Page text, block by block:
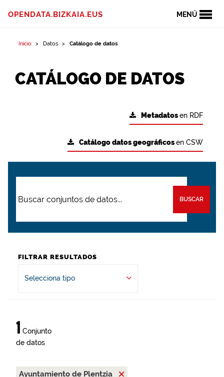
MENÚ
OPENDATA.BIZKAIA.EUS
Inicio Datos Catálogo de datos
CATÁLOGO DE DATOS
Metadatosen RDF
Catálogo datos geográficosen CSW
BUSCAR
FILTRAR RESULTADOS
Selecciona tipo
1 Conjunto
de datos
Ayuntamiento de Plentzia